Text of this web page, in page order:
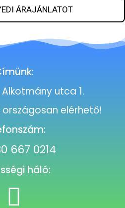
ÁRAJÁNLATOT
Alkotmány utca 1.
elérhető!
667 0214
háló: